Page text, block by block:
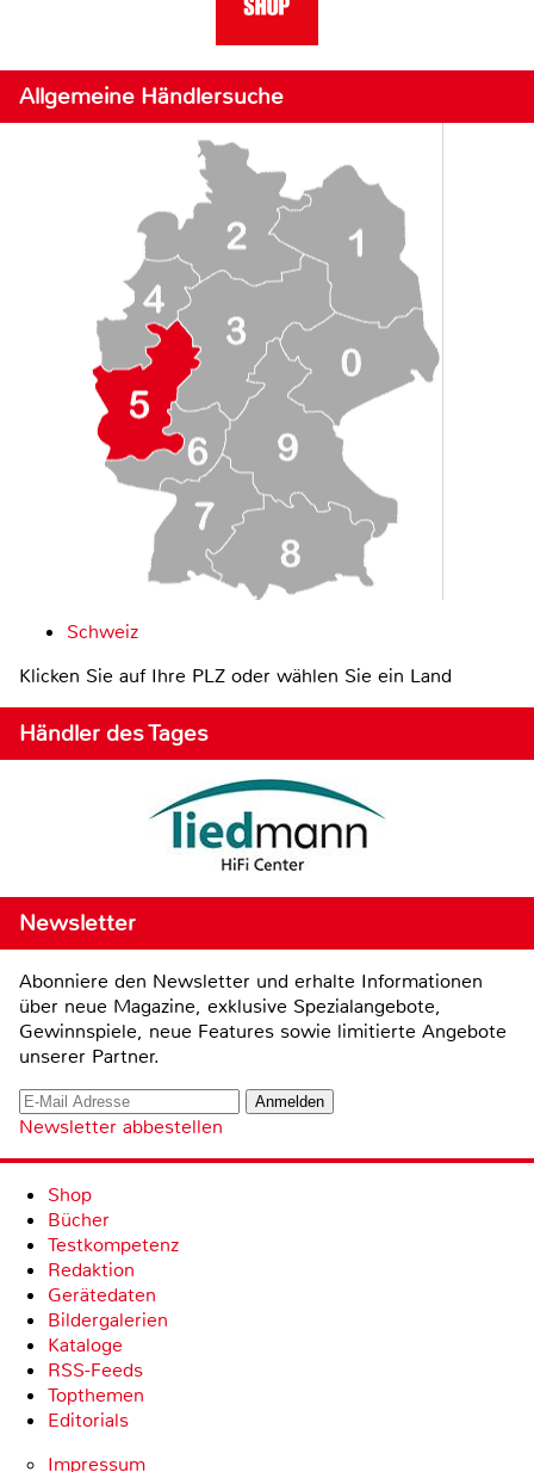
Allgemeine Händlersuche
Schweiz
Klicken Sie auf Ihre PLZ oder wählen Sie ein Land
Händler des Tages
Newsletter
Abonniere den Newsletter und erhalte Informationen
über neue Magazine, exklusive Spezialangebote,
Gewinnspiele, neue Features sowie limitierte Angebote
unserer Partner.
Newsletter abbestellen
Shop
Bücher
Testkompetenz
Redaktion
Gerätedaten
Bildergalerien
Kataloge
RSS-Feeds
Topthemen
Editorials
Impressum